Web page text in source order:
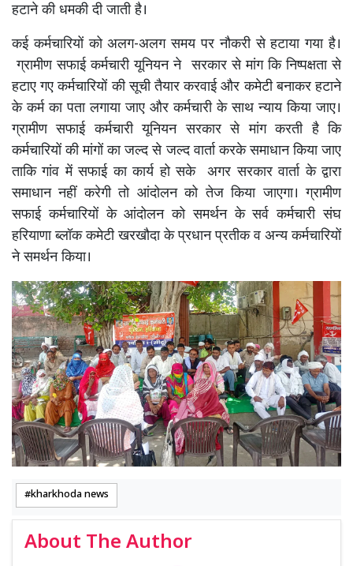
हटाने की धमकी दी जाती है।
कई कर्मचारियों को अलग-अलग समय पर नौकरी से हटाया गया है।
ग्रामीण सफाई कर्मचारी यूनियन ने सरकार से मांग कि निष्पक्षता से
हटाए गए कर्मचारियों की सूची तैयार करवाई और कमेटी बनाकर हटाने
के कर्म का पता लगाया जाए और कर्मचारी के साथ न्याय किया जाए।
ग्रामीण सफाई कर्मचारी यूनियन सरकार से मांग करती है कि
कर्मचारियों की मांगों का जल्द से जल्द वार्ता करके समाधान किया जाए
ताकि गांव में सफाई का कार्य हो सके अगर सरकार वार्ता के द्वारा
समाधान नहीं करेगी तो आंदोलन को तेज किया जाएगा। ग्रामीण
सफाई कर्मचारियों के आंदोलन को समर्थन के सर्व कर्मचारी संघ
हरियाणा ब्लॉक कमेटी खरखौदा के प्रधान प्रतीक व अन्य कर्मचारियों
ने समर्थन किया।
kharkhoda news
About The Author